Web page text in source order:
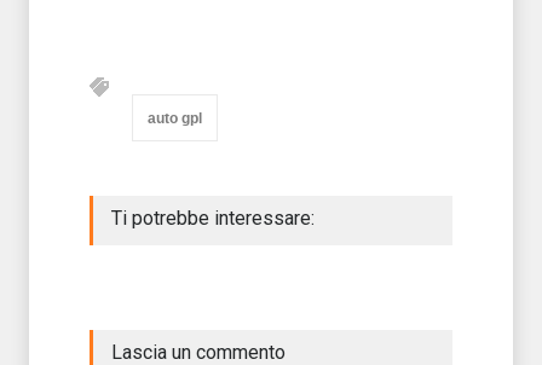
auto gpl
Ti potrebbe interessare:
Lascia un commento